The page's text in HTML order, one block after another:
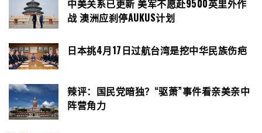
中美关系已更新 美军不愿赴9500英里外作
战 澳洲应刹停AUKUS计划
日本挑4月17日过航台湾是挖中华民族伤疤
辣评：国民党暗独？“驱萧”事件看亲美亲中
阵营角力